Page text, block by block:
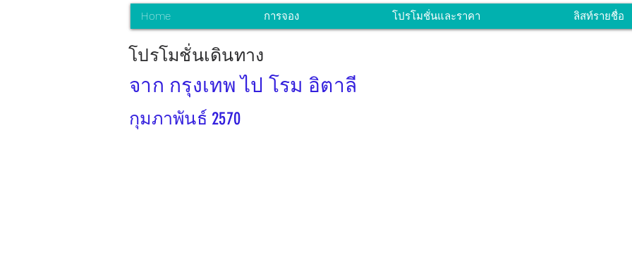
Home การจอง โปรโมชั่นและราคา ลิสท์รายชื่อ
โปรโมชั่นเดินทาง
จาก กรุงเทพ ไป โรม อิตาลี
กุมภาพันธ์ 2570